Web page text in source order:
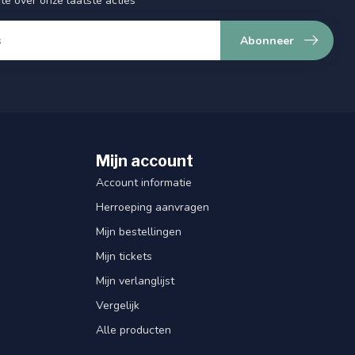
Abonneer
Mijn account
Account informatie
Herroeping aanvragen
Mijn bestellingen
Mijn tickets
Mijn verlanglijst
Vergelijk
Alle producten